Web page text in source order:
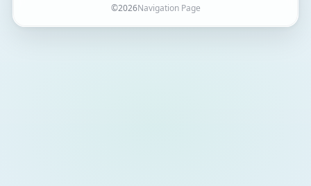
©2026Navigation Page